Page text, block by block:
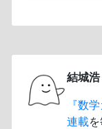
結城浩
『数
連載